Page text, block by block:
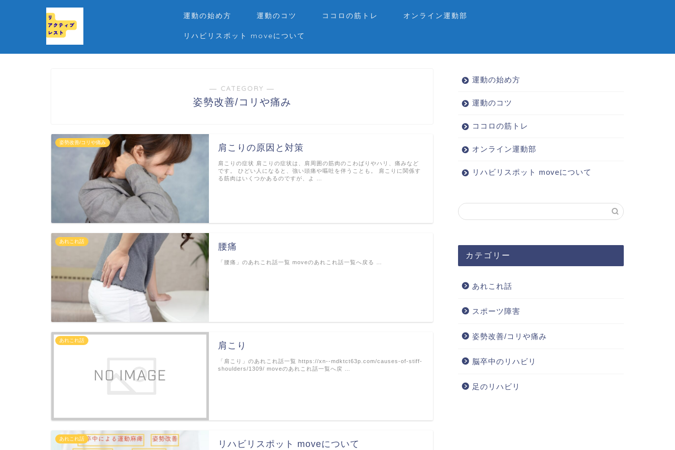
運動の始め方 運動のコツ ココロの筋トレ オンライン運動部
リハビリスポット moveについて
― CATEGORY ―
姿勢改善/コリや痛み
姿勢改善/コリや痛み
肩こりの原因と対策
肩こりの症状 肩こりの症状は、肩周囲の筋肉のこわばりやハリ、痛みなど
です。 ひどい人になると、強い頭痛や嘔吐を伴うことも。 肩こりに関係す
る筋肉はいくつかあるのですが、よ …
あれこれ話
腰痛
「腰痛」のあれこれ話一覧 moveのあれこれ話一覧へ戻る …
あれこれ話
肩こり
「肩こり」のあれこれ話一覧 https://xn--mdktct63p.com/causes-of-stiff-
shoulders/1309/ moveのあれこれ話一覧へ戻 …
あれこれ話
リハビリスポット moveについて
運動の始め方
運動のコツ
ココロの筋トレ
オンライン運動部
リハビリスポット moveについて
カテゴリー
あれこれ話
スポーツ障害
姿勢改善/コリや痛み
脳卒中のリハビリ
足のリハビリ